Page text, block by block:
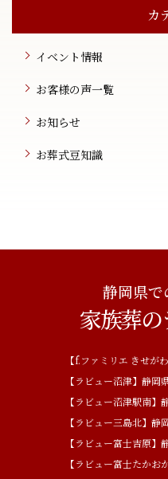
カ
イベント情報
お客様の声一覧
お知らせ
お葬式豆知識
静岡県で
家族葬
【f.ファミリエ きせが
【ラビュー沼津】静岡
【ラビュー沼津駅南】
【ラビュー三島北】静
【ラビュー富士吉原】
【ラビュー富士たか